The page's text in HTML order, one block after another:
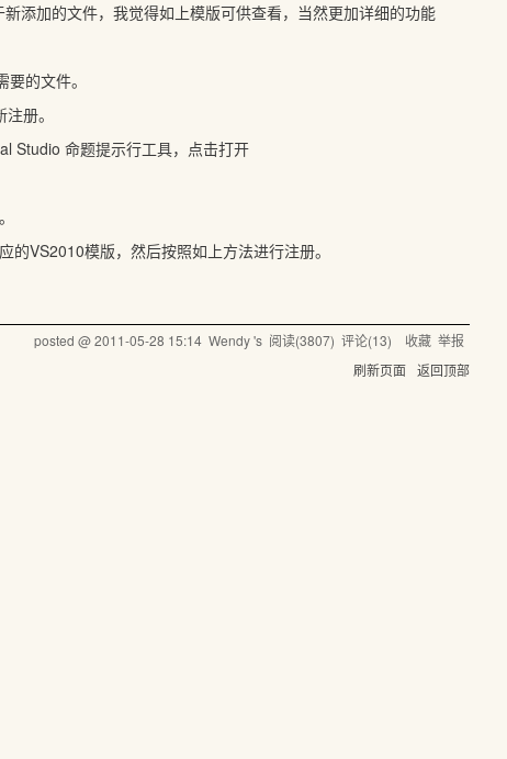
添加的文件，我觉得如上模版可供查看，当然更加详细的功能
的文件。
册。
Studio 命题提示行工具，点击打开
VS2010模版，然后按照如上方法进行注册。
posted @2011-05-28 15:14 Wendy 's 阅读(3807) 评论(13) 收藏 举报
刷新页面
返回顶部